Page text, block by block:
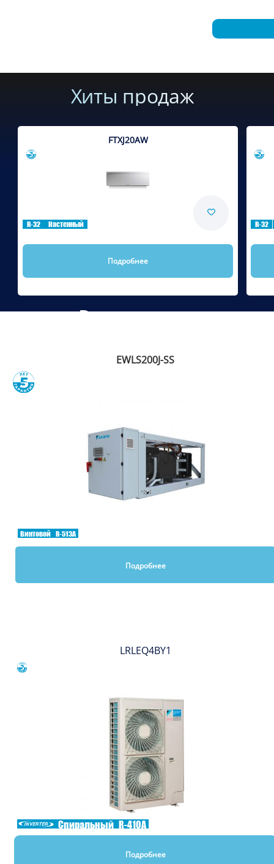
Хиты продаж
FTXJ20AW
R-32 Настенный
Подробнее
R-32
Рекомендуем
EWLS200J-SS
Винтовой R-513A
Подробнее
LRLEQ4BY1
Спиральный R-410A
Подробнее